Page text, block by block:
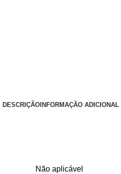
DESCRIÇÃO INFORMAÇÃO ADICIONAL
Não aplicável